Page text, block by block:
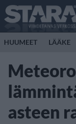
HUUMEET LÄÄKE
asteen